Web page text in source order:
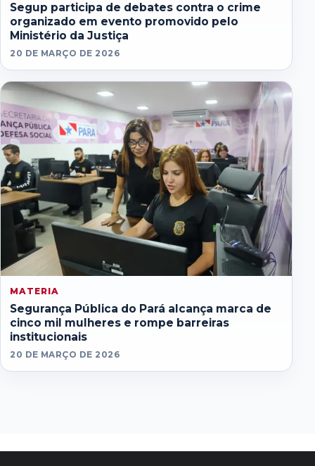
Segup participa de debates contra o crime
organizado em evento promovido pelo
Ministério da Justiça
20 DE MARÇO DE 2026
MATERIA
Segurança Pública do Pará alcança marca de
cinco mil mulheres e rompe barreiras
institucionais
20 DE MARÇO DE 2026